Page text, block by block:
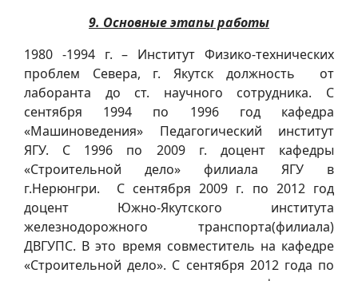
9. Основные этапы работы
1980 -1994 г. – Институт Физико-технических
проблем Севера, г. Якутск должность от
лаборанта до ст. научного сотрудника. С
сентября 1994 по 1996 год кафедра
«Машиноведения» Педагогический институт
ЯГУ. С 1996 по 2009 г. доцент кафедры
«Строительной дело» филиала ЯГУ в
г.Нерюнгри. С сентября 2009 г. по 2012 год
доцент Южно-Якутского института
железнодорожного транспорта(филиала)
ДВГУПС. В это время совместитель на кафедре
«Строительной дело». С сентября 2012 года по